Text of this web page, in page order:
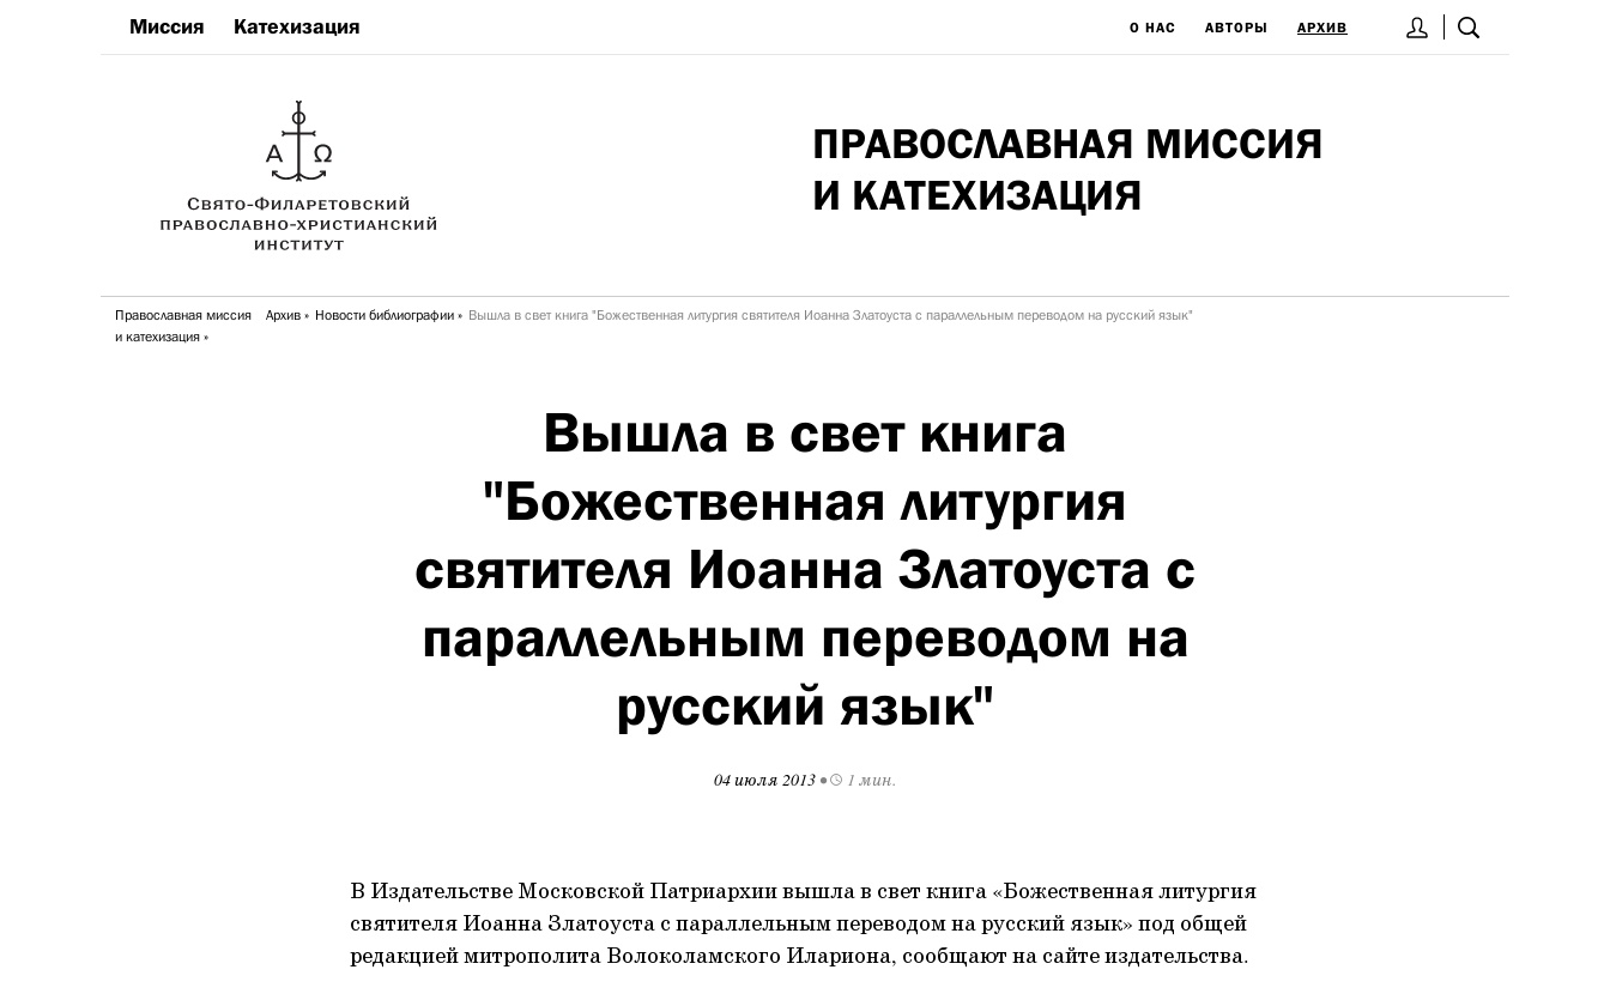
Миссия Катехизация О НАС АВТОРЫ АРХИВ
ПРАВОСЛАВНАЯ МИССИЯ
И КАТЕХИЗАЦИЯ
Православная миссия
и катехизация
Архив Новости библиографии Вышла в свет книга "Божественная литургия святителя Иоанна Златоуста с параллельным переводом на русский язык"
Вышла в свет книга
"Божественная литургия
святителя Иоанна Златоуста с
параллельным переводом на
русский язык"
04 июля 2013• 1 мин.
В Издательстве Московской Патриархии вышла в свет книга «Божественная литургия
святителя Иоанна Златоуста с параллельным переводом на русский язык» под общей
редакцией митрополита Волоколамского Илариона, сообщают на сайте издательства.